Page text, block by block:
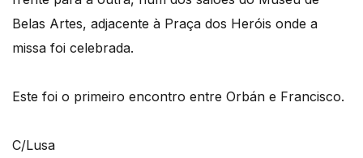
Belas Artes, adjacente à Praça dos Heróis onde a
missa foi celebrada.
Este foi o primeiro encontro entre Orbán e Francisco.
C/Lusa